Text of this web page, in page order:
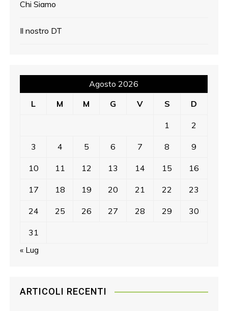
Chi Siamo
Il nostro DT
Agosto 2026
L
M M G V S D
1 2
3 4 5 6 7 8 9
10 11 12 13 14 15 16
17 18 19 20 21 22 23
24 25 26 27 28 29 30
31
« Lug
ARTICOLI RECENTI